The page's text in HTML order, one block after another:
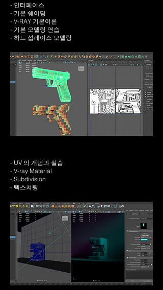
- 인터페이스
- 기본 쉐이딩
- V-RAY 기본이론
- 기본 모델링 연습
- 하드 섭페이스 모델링
- UV 의 개념과 실습
- V-ray Material
- Subdivision
- 텍스쳐링